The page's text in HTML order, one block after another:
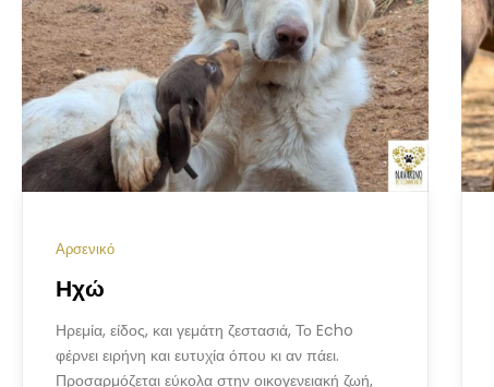
Αρσενικό
Ηχώ
Ηρεμία, είδος, και γεμάτη ζεστασιά, Το Echo
φέρνει ειρήνη και ευτυχία όπου κι αν πάει.
Προσαρμόζεται εύκολα στην οικογενειακή ζωή,